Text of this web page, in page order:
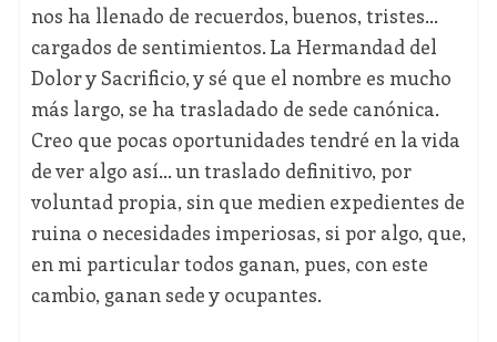
nos ha llenado de recuerdos, buenos, tristes…
cargados de sentimientos. La Hermandad del
Dolor y Sacrificio, y sé que el nombre es mucho
más largo, se ha trasladado de sede canónica.
Creo que pocas oportunidades tendré en la vida
de ver algo así… un traslado definitivo, por
voluntad propia, sin que medien expedientes de
ruina o necesidades imperiosas, si por algo, que,
en mi particular todos ganan, pues, con este
cambio, ganan sede y ocupantes.